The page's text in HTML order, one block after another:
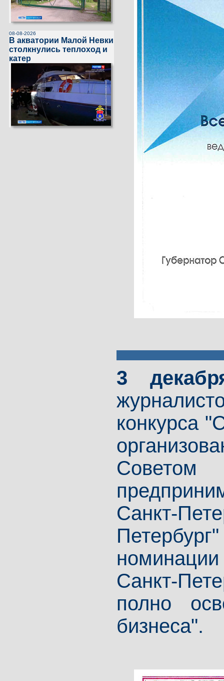
08-08-2026
В акватории Малой Невки
столкнулись теплоход и
катер
3
конкурса
Санкт-
Санкт-
полно
бизнеса".